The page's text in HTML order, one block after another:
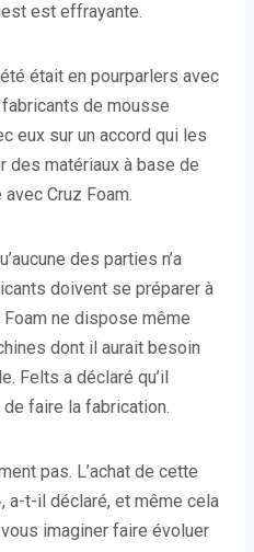
est effrayante.
était en pourparlers avec
de mousse
eux sur un accord qui les
des matériaux à base de
Cruz Foam.
des parties n’a
doivent se préparer à
ne dispose même
dont il aurait besoin
Felts a déclaré qu’il
de faire la fabrication.
pas. L’achat de cette
a-t-il déclaré, et même cela
imaginer faire évoluer